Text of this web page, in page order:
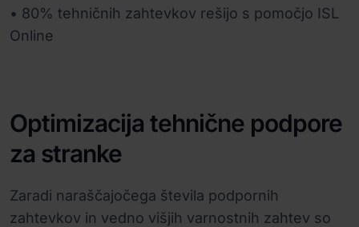
• 80% tehničnih zahtevkov rešijo s pomočjo ISL
Online
Optimizacija tehnične podpore
za stranke
Zaradi naraščajočega števila podpornih
zahtevkov in vedno višjih varnostnih zahtev so